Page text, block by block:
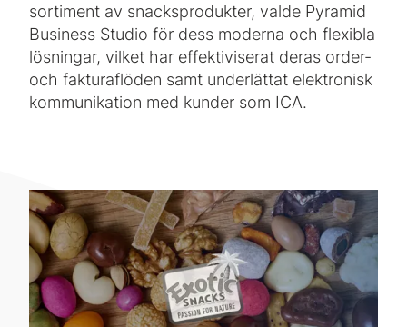
sortiment av snacksprodukter, valde Pyramid
Business Studio för dess moderna och flexibla
lösningar, vilket har effektiviserat deras order-
och fakturaflöden samt underlättat elektronisk
kommunikation med kunder som ICA.